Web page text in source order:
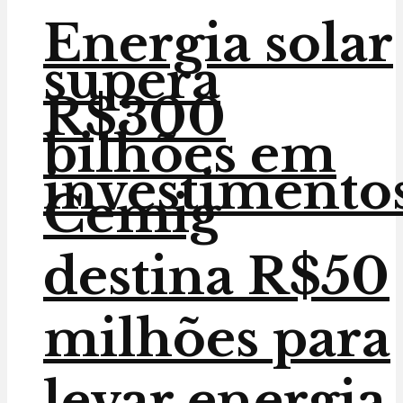
Energia solar
supera
R$300
bilhões em
Cemig
destina R$50
milhões para